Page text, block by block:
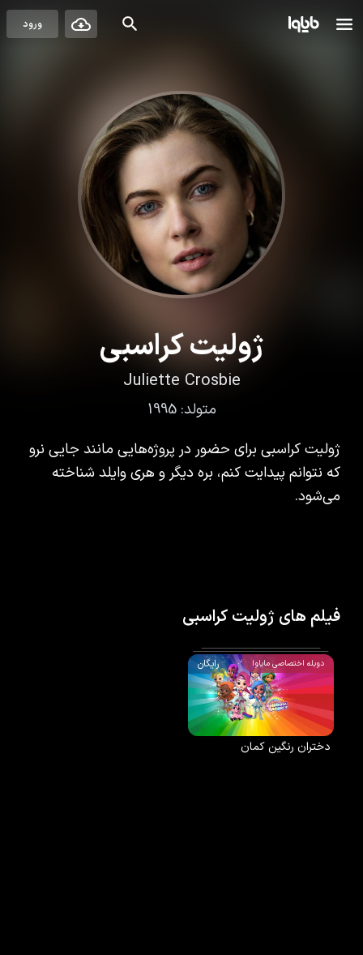
ورود
ژولیت کراسبی
Juliette Crosbie
متولد:1995
ژولیت کراسبی برای حضور در پروژه‌هایی مانند جایی نرو
که نتوانم پیدایت کنم، بره دیگر و هری وایلد شناخته
می‌شود.
فیلم های ژولیت کراسبی
دوبله اختصاصی مایاوا رایگان
دختران رنگین کمان